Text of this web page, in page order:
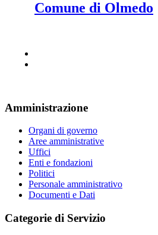
Comune di Olmedo
Amministrazione
Organi di governo
Aree amministrative
Uffici
Enti e fondazioni
Politici
Personale amministrativo
Documenti e Dati
Categorie di Servizio